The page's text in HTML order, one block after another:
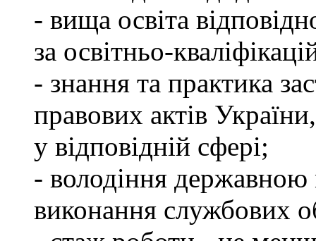
- вища освіта
за освітньо-
- знання та практика
правових актів
у відповідній сфері;
- володіння державною
виконання службових